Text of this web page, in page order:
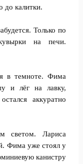
до калитки.
Только по
на печи.
в темноте. Фима
и лёг на лавку,
аккуратно
светом. Лариса
Фима уже стоял у
канистру